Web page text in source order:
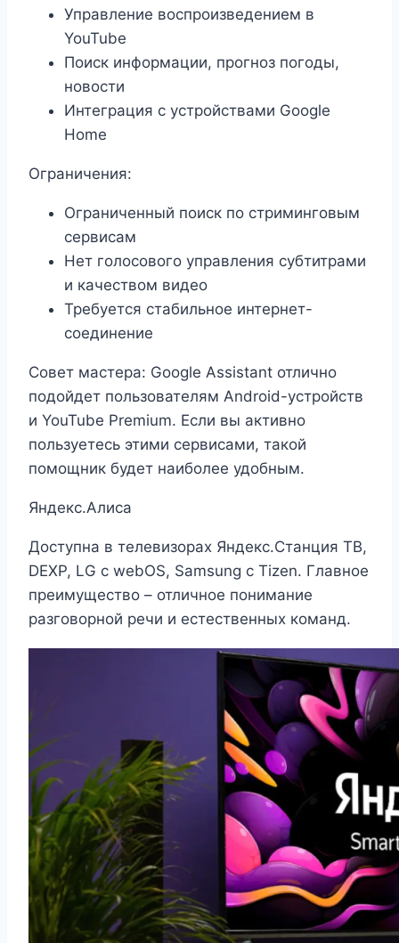
Управление воспроизведением в
YouTube
Поиск информации, прогноз погоды,
новости
Интеграция с устройствами Google
Home
Ограничения:
Ограниченный поиск по стриминговым
сервисам
Нет голосового управления субтитрами
и качеством видео
Требуется стабильное интернет-
соединение
Совет мастера: Google Assistant отлично
подойдет пользователям Android-устройств
и YouTube Premium. Если вы активно
пользуетесь этими сервисами, такой
помощник будет наиболее удобным.
Яндекс.Алиса
Доступна в телевизорах Яндекс.Станция ТВ,
DEXP, LG с webOS, Samsung c Tizen. Главное
преимущество – отличное понимание
разговорной речи и естественных команд.